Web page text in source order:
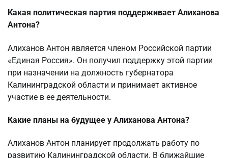
Какая политическая партия поддерживает Алиханова
Антона?
Алиханов Антон является членом Российской партии
«Единая Россия». Он получил поддержку этой партии
при назначении на должность губернатора
Калининградской области и принимает активное
участие в ее деятельности.
Какие планы на будущее у Алиханова Антона?
Алиханов Антон планирует продолжать работу по
развитию Калининградской области. В ближайшие